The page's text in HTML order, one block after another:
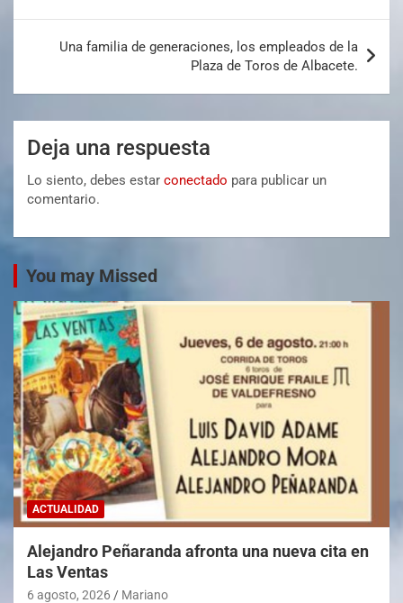
Una familia de generaciones, los empleados de la
Plaza de Toros de Albacete.
Deja una respuesta
Lo siento, debes estar conectado para publicar un
comentario.
You may Missed
ACTUALIDAD
Alejandro Peñaranda afronta una nueva cita en
Las Ventas
6 agosto, 2026 Mariano